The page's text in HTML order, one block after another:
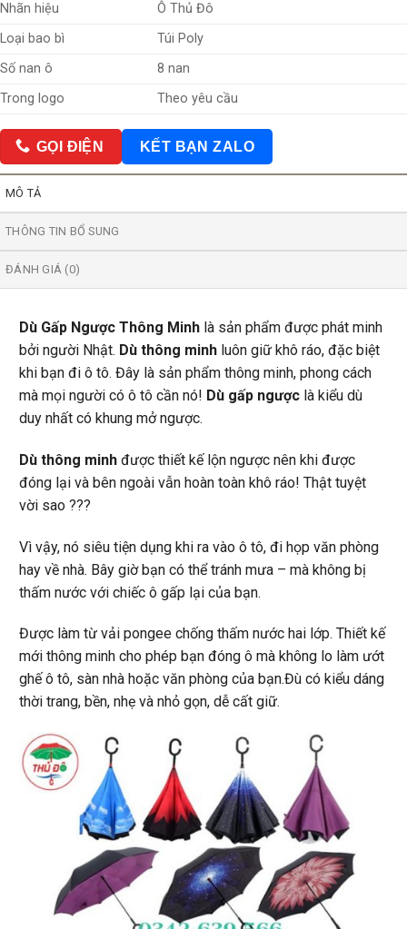
Nhãn hiệu
Ô Thủ Đô
Loại bao bì
Túi Poly
Số nan ô
8 nan
Trong logo
Theo yêu cầu
GỌI ĐIỆN KẾT BẠN ZALO
MÔ TẢ
THÔNG TIN BỔ SUNG
ĐÁNH GIÁ (0)
Dù Gấp Ngược Thông Minh là sản phẩm được phát minh
bởi người Nhật. Dù thông minh luôn giữ khô ráo, đặc biệt
khi bạn đi ô tô. Đây là sản phẩm thông minh, phong cách
mà mọi người có ô tô cần nó! Dù gấp ngược là kiểu dù
duy nhất có khung mở ngược.
Dù thông minh được thiết kế lộn ngược nên khi được
đóng lại và bên ngoài vẫn hoàn toàn khô ráo! Thật tuyệt
vời sao ???
Vì vậy, nó siêu tiện dụng khi ra vào ô tô, đi họp văn phòng
hay về nhà. Bây giờ bạn có thể tránh mưa – mà không bị
thấm nước với chiếc ô gấp lại của bạn.
Được làm từ vải pongee chống thấm nước hai lớp. Thiết kế
mới thông minh cho phép bạn đóng ô mà không lo làm ướt
ghế ô tô, sàn nhà hoặc văn phòng của bạn.Đù có kiểu dáng
thời trang, bền, nhẹ và nhỏ gọn, dễ cất giữ.